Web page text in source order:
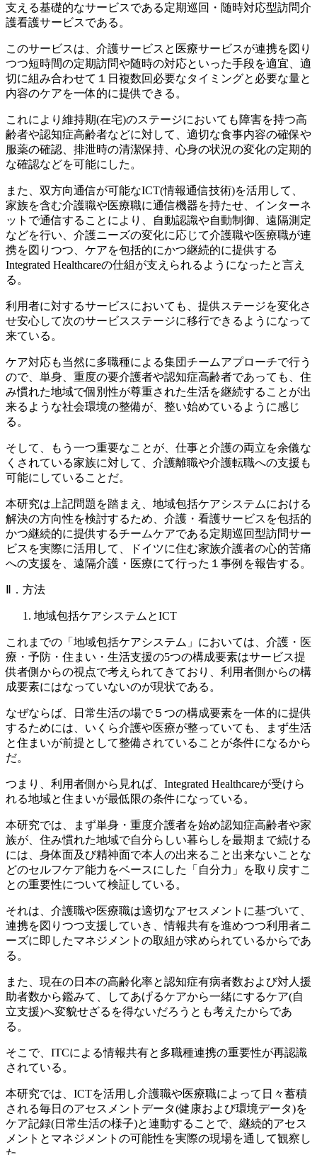
支える基礎的なサービスである定期巡回・随時対応型訪問介
護看護サービスである。
このサービスは、介護サービスと医療サービスが連携を図り
つつ短時間の定期訪問や随時の対応といった手段を適宜、適
切に組み合わせて１日複数回必要なタイミングと必要な量と
内容のケアを一体的に提供できる。
これにより維持期(在宅)のステージにおいても障害を持つ高
齢者や認知症高齢者などに対して、適切な食事内容の確保や
服薬の確認、排泄時の清潔保持、心身の状況の変化の定期的
な確認などを可能にした。
また、双方向通信が可能なICT(情報通信技術)を活用して、
家族を含む介護職や医療職に通信機器を持たせ、インターネ
ットで通信することにより、自動認識や自動制御、遠隔測定
などを行い、介護ニーズの変化に応じて介護職や医療職が連
携を図りつつ、ケアを包括的にかつ継続的に提供する
Integrated Healthcareの仕組が支えられるようになったと言え
る。
利用者に対するサービスにおいても、提供ステージを変化さ
せ安心して次のサービスステージに移行できるようになって
来ている。
ケア対応も当然に多職種による集団チームアプローチで行う
ので、単身、重度の要介護者や認知症高齢者であっても、住
み慣れた地域で個別性が尊重された生活を継続することが出
来るような社会環境の整備が、整い始めているように感じ
る。
そして、もう一つ重要なことが、仕事と介護の両立を余儀な
くされている家族に対して、介護離職や介護転職への支援も
可能にしていることだ。
本研究は上記問題を踏まえ、地域包括ケアシステムにおける
解決の方向性を検討するため、介護・看護サービスを包括的
かつ継続的に提供するチームケアである定期巡回型訪問サー
ビスを実際に活用して、ドイツに住む家族介護者の心的苦痛
への支援を、遠隔介護・医療にて行った１事例を報告する。
Ⅱ．方法
地域包括ケアシステムとICT
これまでの「地域包括ケアシステム」においては、介護・医
療・予防・住まい・生活支援の5つの構成要素はサービス提
供者側からの視点で考えられてきており、利用者側からの構
成要素にはなっていないのが現状である。
なぜならば、日常生活の場で５つの構成要素を一体的に提供
するためには、いくら介護や医療が整っていても、まず生活
と住まいが前提として整備されていることが条件になるから
だ。
つまり、利用者側から見れば、Integrated Healthcareが受けら
れる地域と住まいが最低限の条件になっている。
本研究では、まず単身・重度介護者を始め認知症高齢者や家
族が、住み慣れた地域で自分らしい暮らしを最期まで続ける
には、身体面及び精神面で本人の出来ること出来ないことな
どのセルフケア能力をベースにした「自分力」を取り戻すこ
との重要性について検証している。
それは、介護職や医療職は適切なアセスメントに基づいて、
連携を図りつつ支援していき、情報共有を進めつつ利用者ニ
ーズに即したマネジメントの取組が求められているからであ
る。
また、現在の日本の高齢化率と認知症有病者数および対人援
助者数から鑑みて、してあげるケアから一緒にするケア(自
立支援)へ変貌せざるを得ないだろうとも考えたからであ
る。
そこで、ITCによる情報共有と多職種連携の重要性が再認識
されている。
本研究では、ICTを活用し介護職や医療職によって日々蓄積
される毎日のアセスメントデータ(健康および環境データ)を
ケア記録(日常生活の様子)と連動することで、継続的アセス
メントとマネジメントの可能性を実際の現場を通して観察し